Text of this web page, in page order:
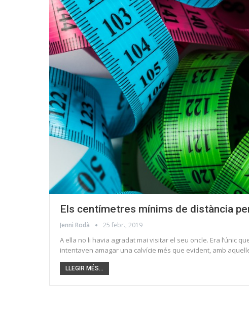
Els centímetres mínims de distància
Jenni Rodà 25 febr., 2019
A ella no li havia agradat mai visitar el seu oncle. Era l’únic
intentaven amagar una calvície més que evident, amb
LLEGIR MÉS...